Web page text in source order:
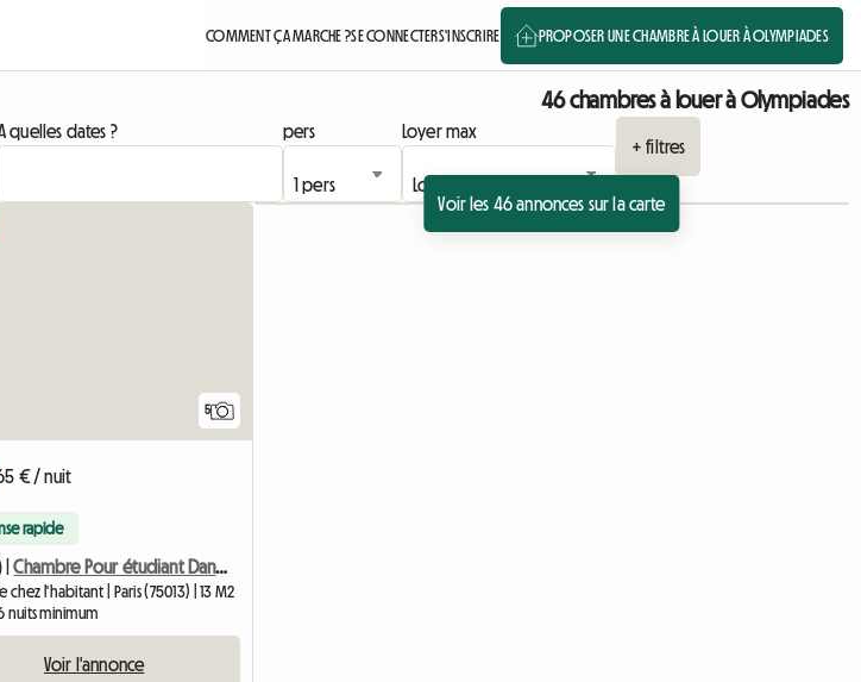
COMMENT ÇA MARCHE ?SE CONNECTERS'INSCRIRE PROPOSER UNE CHAMBRE À LOUER À OLYMPIADES
46 chambres à louer à Olympiades
quelles dates ? pers
Loyer max
+ filtres
Voir les 46 annonces sur la carte
5
€ / nuit
rapide
Chambre Pour étudiant Dans Quartier Calme, Proche Transports
chez l'habitant | Paris (75013) | 13 M2
nuits minimum
Voir l'annonce